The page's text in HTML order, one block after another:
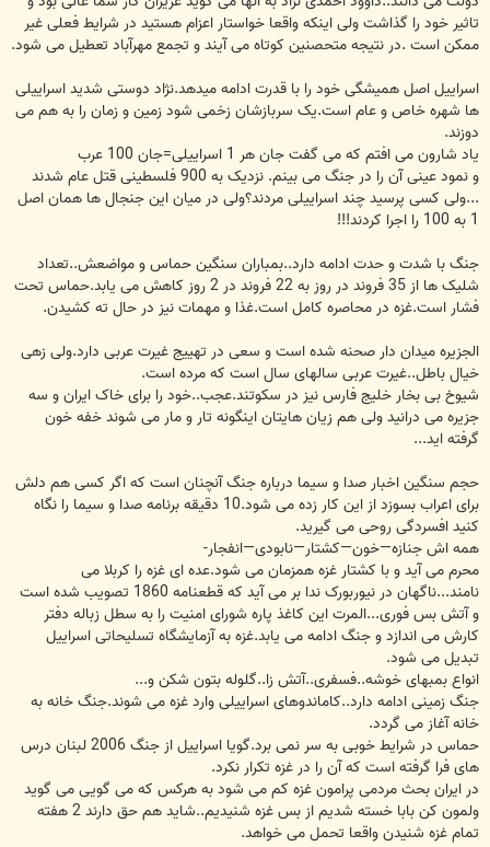
تاثیر خود را گذاشت ولی اینکه واقعا خواستار اعزام هستید در شرایط فعلی غیر
ممکن است .در نتیجه متحصنین کوتاه می آیند و تجمع مهرآباد تعطیل می شود.
اسراییل اصل همیشگی خود را با قدرت ادامه میدهد.نژاد دوستی شدید اسراییلی
ها شهره خاص و عام است.یک سربازشان زخمی شود زمین و زمان را به هم می
دوزند.
یاد شارون می افتم که می گفت جان هر 1 اسراییلی=جان 100 عرب
و نمود عینی آن را در جنگ می بینم. نزدیک به 900 فلسطینی قتل عام شدند
...ولی کسی پرسید چند اسراییلی مردند؟ولی در میان این جنجال ها همان اصل
1 به 100 را اجرا کردند!!!
جنگ با شدت و حدت ادامه دارد..بمباران سنگین حماس و مواضعش..تعداد
شلیک ها از 35 فروند در روز به 22 فروند در 2 روز کاهش می یابد.حماس تحت
فشار است.غزه در محاصره کامل است.غذا و مهمات نیز در حال ته کشیدن.
الجزیره میدان دار صحنه شده است و سعی در تهییج غیرت عربی دارد.ولی زهی
خیال باطل..غیرت عربی سالهای سال است که مرده است.
شیوخ بی بخار خلیج فارس نیز در سکوتند.عجب..خود را برای خاک ایران و سه
جزیره می درانید ولی هم زیان هایتان اینگونه تار و مار می شوند خفه خون
گرفته اید...
حجم سنگین اخبار صدا و سیما درباره جنگ آنچنان است که اگر کسی هم دلش
برای اعراب بسوزد از این کار زده می شود.10 دقیقه برنامه صدا و سیما را نگاه
کنید افسردگی روحی می گیرید.
همه اش جنازه—خون—کشتار—نابودی—انفجار-
محرم می آید و با کشتار غزه همزمان می شود.عده ای غزه را کربلا می
نامند...ناگهان در نیوربورک ندا بر می آید که قطعنامه 1860 تصویب شده است
و آتش بس فوری...المرت این کاغذ پاره شورای امنیت را به سطل زباله دفتر
کارش می اندازد و جنگ ادامه می یابد.غزه به آزمایشگاه تسلیحاتی اسراییل
تبدیل می شود.
انواع بمبهای خوشه..فسفری..آتش زا..گلوله بتون شکن و...
جنگ زمینی ادامه دارد..کاماندوهای اسراییلی وارد غزه می شوند.جنگ خانه به
خانه آغاز می گردد.
حماس در شرایط خوبی به سر نمی برد.گویا اسراییل از جنگ 2006 لبنان درس
های فرا گرفته است که آن را در غزه تکرار نکرد.
در ایران بحث مردمی پرامون غزه کم می شود به هرکس که می گویی می گوید
ولمون کن بابا خسته شدیم از بس غزه شنیدیم..شاید هم حق دارند 2 هفته
تمام غزه شنیدن واقعا تحمل می خواهد.